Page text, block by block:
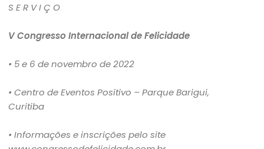
S E R V I Ç O
V Congresso Internacional de Felicidade
• 5 e 6 de novembro de 2022
• Centro de Eventos Positivo – Parque Barigui,
Curitiba
• Informações e inscrições pelo site